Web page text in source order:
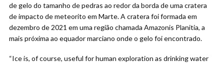
de gelo do tamanho de pedras ao redor da borda de uma cratera
de impacto de meteorito em Marte. A cratera foi formada em
dezembro de 2021 em uma região chamada Amazonis Planitia, a
mais próxima ao equador marciano onde o gelo foi encontrado.
“Ice is, of course, useful for human exploration as drinking water